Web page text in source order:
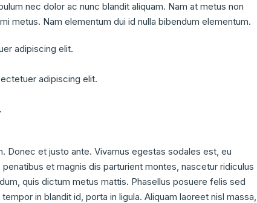
nec dolor ac nunc blandit aliquam. Nam at metus non
metus. Nam elementum dui id nulla bibendum elementum.
adipiscing elit.
adipiscing elit.
Donec et justo ante. Vivamus egestas sodales est, eu
et magnis dis parturient montes, nascetur ridiculus
quis dictum metus mattis. Phasellus posuere felis sed
in blandit id, porta in ligula. Aliquam laoreet nisl massa,